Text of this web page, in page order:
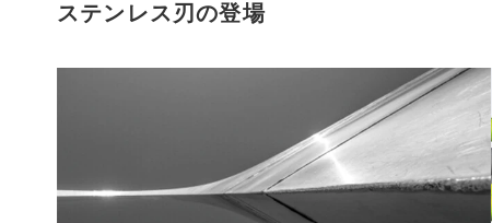
ステンレス刃の登場